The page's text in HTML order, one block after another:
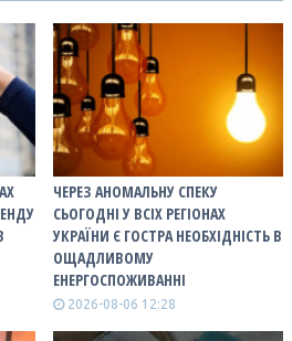
ЧЕРЕЗ АНОМАЛЬНУ СПЕКУ
СЬОГОДНІ У ВСІХ РЕГІОНАХ
УКРАЇНИ Є ГОСТРА НЕОБХІДНІСТЬ В
ОЩАДЛИВОМУ
ЕНЕРГОСПОЖИВАННІ
2026-08-06 12:28